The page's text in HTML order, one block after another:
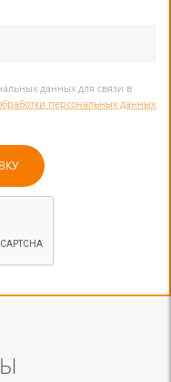
данных для связи в
персональных данных